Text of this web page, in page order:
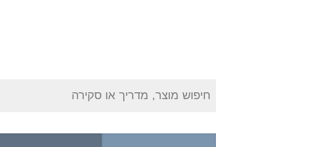
חיפוש מוצר, מדריך או סקירה